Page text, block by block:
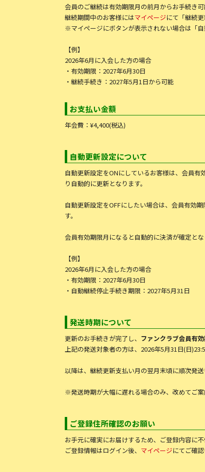
会員のご継続は有効期限月の前月からお手続き可
継続期間中のお客様にはマイページにて「継続
※マイページにボタンが表示されない場合は「
【例】
2026年6月に入会した方の場合
・有効期限：2027年6月30日
・継続手続き：2027年5月1日から可能
お支払い金額
年会費：¥4,400(税込)
自動更新設定について
自動更新設定をONにしているお客様は、会員
り自動的に更新となります。
自動更新設定をOFFにしたい場合は、会員有効
す。
会員有効期限月になると自動的に決済が確定と
【例】
2026年6月に入会した方の場合
・有効期限：2027年6月30日
・自動継続停止手続き期限：2027年5月31日
発送時期について
更新のお手続きが完了し、 ファンクラブ会員有
上記の発送対象者の方は、2026年5月31日(日
以降は、継続更新支払い月の翌月末頃に順次発送
※発送時期が大幅に遅れる場合のみ、改めてご案
ご登録住所確認のお願い
お手元に確実にお届けするため、ご登録内容に
ご登録情報はログイン後、 マイページにてご確認